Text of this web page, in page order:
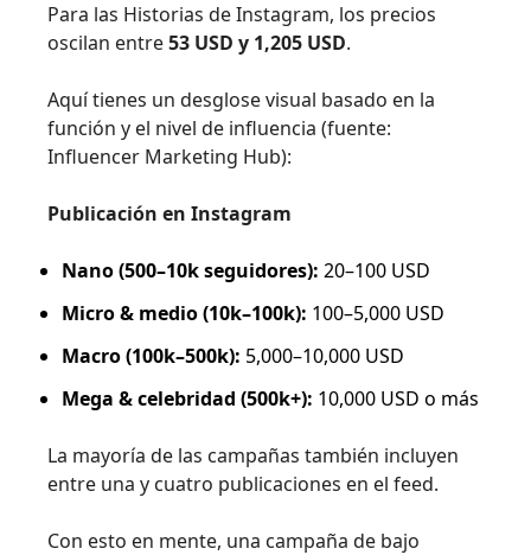
Para las Historias de Instagram, los precios
oscilan entre53 USD y 1,205 USD.
Aquí tienes un desglose visual basado en la
función y el nivel de influencia (fuente:
Influencer Marketing Hub):
Publicación en Instagram
Nano (500–10k seguidores): 20–100 USD
Micro & medio (10k–100k): 100–5,000 USD
Macro (100k–500k): 5,000–10,000 USD
Mega & celebridad (500k+): 10,000 USD o más
La mayoría de las campañas también incluyen
entre una y cuatro publicaciones en el feed.
Con esto en mente, una campaña de bajo